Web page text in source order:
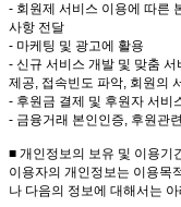
- 회원제 서비스 이용에 따른
사항 전달
- 마케팅 및 광고에 활용
- 신규 서비스 개발 및 맞춤
제공, 접속빈도 파악, 회원의
- 후원금 결제 및 후원자 서비
- 금융거래 본인인증, 후원관
■ 개인정보의 보유 및 이용기
이용자의 개인정보는 이용목
나 다음의 정보에 대해서는